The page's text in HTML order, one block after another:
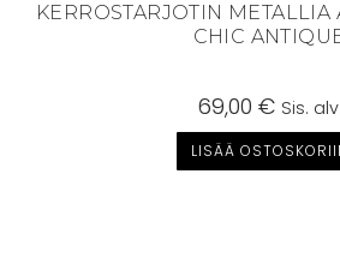
KERROSTARJOTIN
CHIC
69,00 € Sis. alv.
LISÄÄ